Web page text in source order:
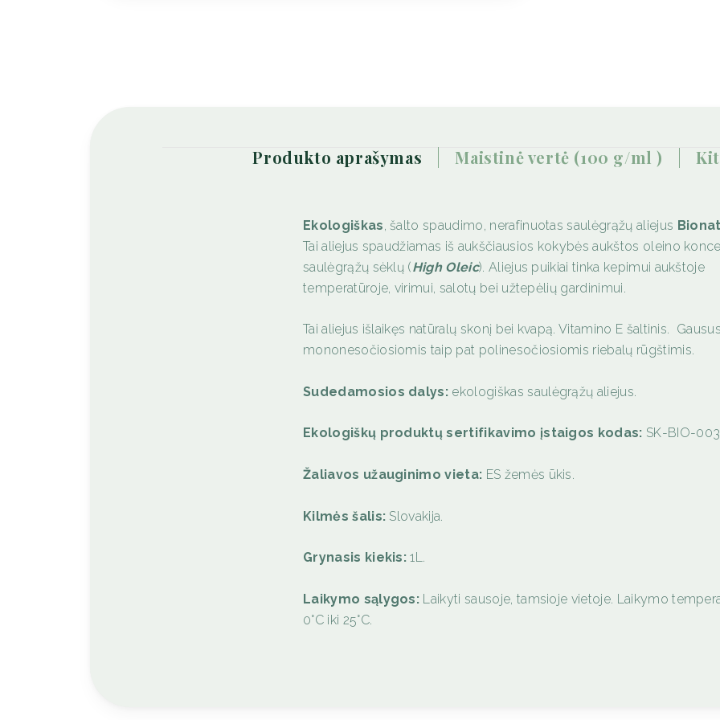
produkto aprašymas maistinė vertė (100 g/ml )
Ekologiškas , šalto spaudimo, nerafinuotas saulėgrąžų aliejus
Tai aliejus spaudžiamas iš aukščiausios kokybės aukštos oleino
saulėgrąžų sėklų (High Oleic). Aliejus puikiai tinka kepimui aukštoje
temperatūroje, virimui, salotų bei užtepėlių gardinimui.
Tai aliejus išlaikęs natūralų skonį bei kvapą. Vitamino E šaltinis. Gausus
mononesočiosiomis taip pat polinesočiosiomis riebalų rūgštimis.
Sudedamosios dalys: ekologiškas saulėgrąžų aliejus.
Ekologiškų produktų sertifikavimo įstaigos kodas: SK-BIO-003
Žaliavos užauginimo vieta: ES žemės ūkis.
Kilmės šalis: Slovakija.
Grynasis kiekis: 1L.
Laikymo sąlygos: Laikyti sausoje, tamsioje vietoje. Laikymo
0°C iki 25°C.